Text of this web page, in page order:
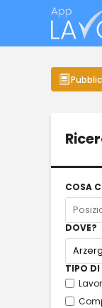
COSA
DOVE?
TIPO DI